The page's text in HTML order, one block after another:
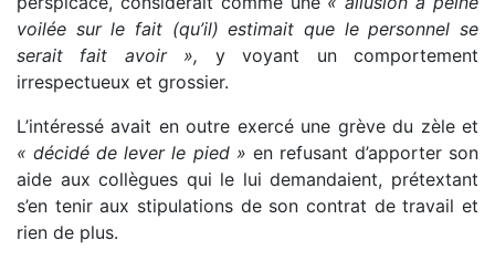
voilée sur le fait (qu’il) estimait que le personnel se
serait fait avoir », y voyant un comportement
irrespectueux et grossier.
L’intéressé avait en outre exercé une grève du zèle et
« décidé de lever le pied » en refusant d’apporter son
aide aux collègues qui le lui demandaient, prétextant
s’en tenir aux stipulations de son contrat de travail et
rien de plus.